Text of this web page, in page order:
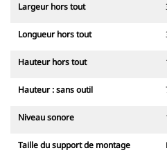
Largeur hors tout
Longueur hors tout
Hauteur hors tout
Hauteur : sans outil
Niveau sonore
Taille du support de montage